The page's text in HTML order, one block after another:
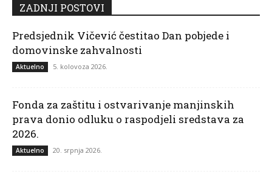
ZADNJI POSTOVI
Predsjednik Vičević čestitao Dan pobjede i
domovinske zahvalnosti
Aktuelno 5. kolovoza 2026.
Fonda za zaštitu i ostvarivanje manjinskih
prava donio odluku o raspodjeli sredstava za
2026.
Aktuelno 20. srpnja 2026.